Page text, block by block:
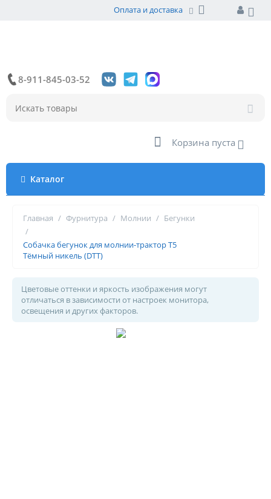
Оплата и доставка
8-911-845-03-52
Корзина пуста
Каталог
Главная / Фурнитура / Молнии / Бегунки
/
Собачка бегунок для молнии-трактор Т5
Тёмный никель (DTT)
Цветовые оттенки и яркость изображения могут
отличаться в зависимости от настроек монитора,
освещения и других факторов.